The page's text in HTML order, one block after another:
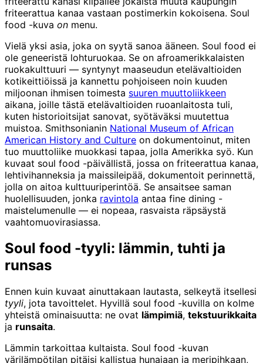
friteerattua kanaa vastaan postimerkin kokoisena. Soul
food -kuva on menu.
Vielä yksi asia, joka on syytä sanoa ääneen. Soul food ei
ole geneeristä lohturuokaa. Se on afroamerikkalaisten
ruokakulttuuri — syntynyt maaseudun etelävaltioiden
kotikeittiöissä ja kannettu pohjoiseen noin kuuden
miljoonan ihmisen toimesta suuren muuttoliikkeen
aikana, joille tästä etelävaltioiden ruoanlaitosta tuli,
kuten historioitsijat sanovat, syötäväksi muutettua
muistoa. Smithsonianin National Museum of African
American History and Culture on dokumentoinut, miten
tuo muuttoliike muokkasi tapaa, jolla Amerikka syö. Kun
kuvaat soul food -päivällistä, jossa on friteerattua kanaa,
lehtivihanneksia ja maissileipää, dokumentoit perinnettä,
jolla on aitoa kulttuuriperintöä. Se ansaitsee saman
huolellisuuden, jonka ravintola antaa fine dining -
maistelumenulle — ei nopeaa, rasvaista räpsäystä
vaahtomuovirasiassa.
Soul food -tyyli: lämmin, tuhti ja
runsas
Ennen kuin kuvaat ainuttakaan lautasta, selkeytä itsellesi
tyyli, jota tavoittelet. Hyvillä soul food -kuvilla on kolme
yhteistä ominaisuutta: ne ovat lämpimiä, tekstuurikkaita
ja runsaita.
Lämmin tarkoittaa kultaista. Soul food -kuvan
värilämpötilan pitäisi kallistua hunajaan ja meripihkaan,